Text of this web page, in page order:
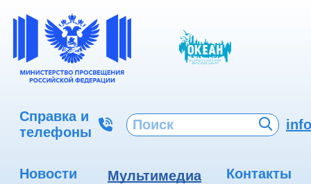
Справка и
телефоны
Новости Мультимедиа
Контакты